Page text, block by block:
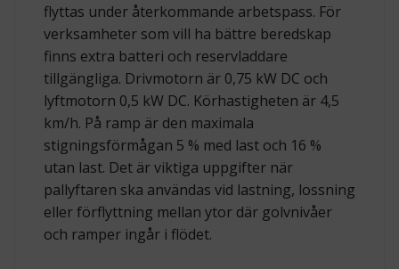
flyttas under återkommande arbetspass. För
verksamheter som vill ha bättre beredskap
finns extra batteri och reservladdare
tillgängliga. Drivmotorn är 0,75 kW DC och
lyftmotorn 0,5 kW DC. Körhastigheten är 4,5
km/h. På ramp är den maximala
stigningsförmågan 5 % med last och 16 %
utan last. Det är viktiga uppgifter när
pallyftaren ska användas vid lastning, lossning
eller förflyttning mellan ytor där golvnivåer
och ramper ingår i flödet.